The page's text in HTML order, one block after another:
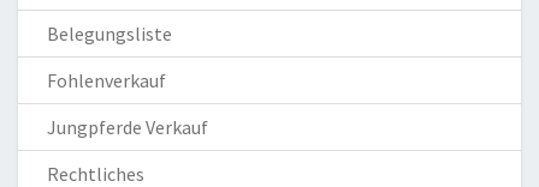
Belegungsliste
Fohlenverkauf
Jungpferde Verkauf
Rechtliches